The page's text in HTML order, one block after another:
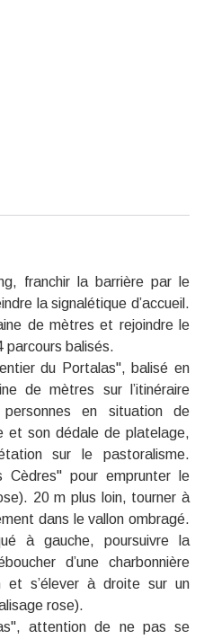
franchir la barrière par le
la signalétique d’accueil.
de mètres et rejoindre le
parcours balisés.
du Portalas", balisé en
de mètres sur l’itinéraire
en situation de
et son dédale de platelage,
sur le pastoralisme.
Cèdres" pour emprunter le
20 m plus loin, tourner à
dans le vallon ombragé.
à gauche, poursuivre la
d’une charbonnière
s’élever à droite sur un
rose).
attention de ne pas se